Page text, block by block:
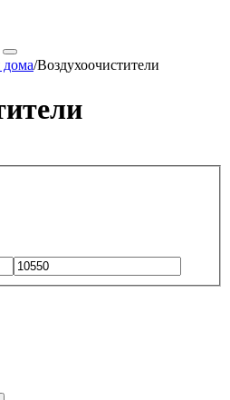
дома/Воздухоочистители